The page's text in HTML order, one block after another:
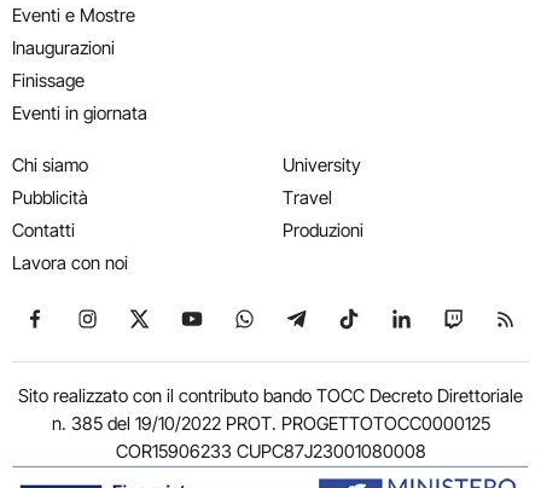
Eventi e Mostre
Inaugurazioni
Finissage
Eventi in giornata
Chi siamo
Pubblicità
Contatti
Lavora con noi
University
Travel
Produzioni
Seguici su Facebook
Seguici su Instagram
Seguici su X
Seguici su YouTube
Seguici su WhatsApp
Seguici su Telegram
Seguici su TikTok
Seguici su
Seguici
Sito realizzato con il contributo bando TOCC Decreto Direttoriale
n. 385 del 19/10/2022 PROT. PROGETTOTOCC0000125
COR15906233 CUPC87J23001080008